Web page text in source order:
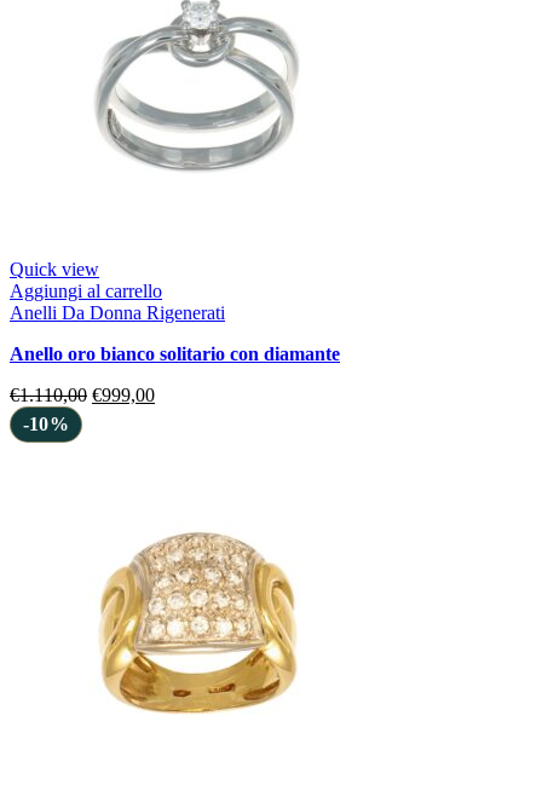
Quick view
Aggiungi al carrello
Anelli Da Donna Rigenerati
anello oro bianco solitario con diamante
€1.110,00 €999,00
-10%